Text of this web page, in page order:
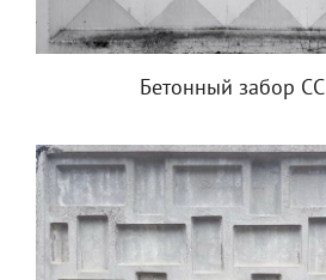
Бетонный забор